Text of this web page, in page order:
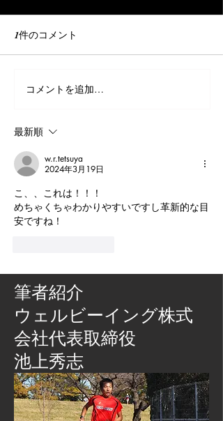
1件のコメント
コメントを追加…
最新順
w.r.tetsuya
2024年3月19日
こ、、これは！！！
めちゃくちゃわかりやすいですし革新的な目
安ですね！
筆者紹介
​ウェルビーイング株式
会社代表取締役
池上秀志